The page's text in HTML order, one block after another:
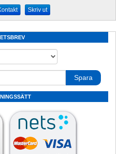
Skriv ut
Spara